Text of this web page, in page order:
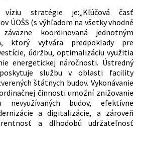
víziu stratégie je:„Kľúčová časť
ÚOŠS (s výhľadom na všetky vhodné
koordinovaná jednotným
ktorý vytvára predpoklady pre
údržbu, optimalizáciu využitia
energetickej náročnosti. Ústredný
službu v oblasti facility
štátnych budov. Vykonávanie
činnosti umožní znižovanie
nevyužívaných budov, efektívne
a digitalizácie, a zároveň
a dlhodobú udržateľnosť